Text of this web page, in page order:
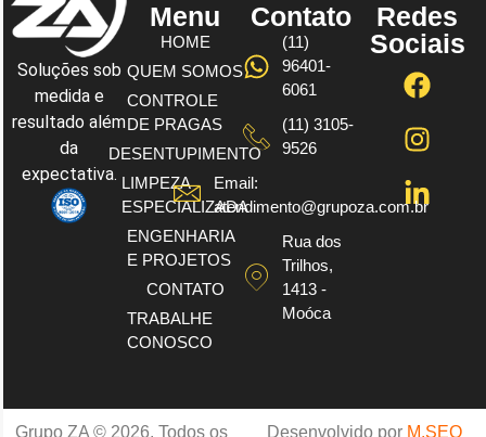
Soluções sob
medida e
resultado além
da
expectativa.
Menu
HOME
QUEM SOMOS
CONTROLE
DE PRAGAS
DESENTUPIMENTO
LIMPEZA
ESPECIALIZADA
ENGENHARIA
E PROJETOS
CONTATO
TRABALHE
CONOSCO
Redes
Sociais
Contato
(11)
96401-
6061
(11) 3105-
9526
Email:
atendimento@grupoza.com.br
Rua dos
Trilhos,
1413 -
Moóca
Grupo ZA © 2026. Todos os Desenvolvido por M.SEO